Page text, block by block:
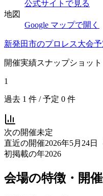
公式サイトで見る
地図
Google マップで開く
新発田市のプロレス大会
開催実績スナップショット
1
過去 1 件 / 予定 0 件
次の開催未定
直近の開催2026年5月24日
初掲載の年2026
会場の特徴・開